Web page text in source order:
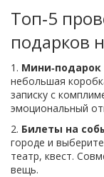
Топ‑5
подарков
1.
небольшая
записку с
эмоциональный
2. Билеты на
городе и
театр, квест.
вещь.